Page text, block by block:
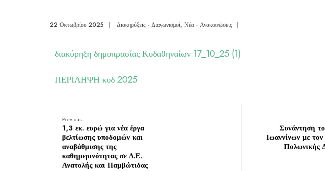
22 Οκτωβρίου 2025 | Διακηρύξεις - Διαγωνισμοί, Νέα - Ανακοινώσεις |
διακύρηξη δημοπρασίας Κυδαθηναίων 17_10_25 (1)
ΠΕΡΙΛΗΨΗ κυδ 2025
Previous:
1,3 εκ. ευρώ για νέα έργα
βελτίωσης υποδομών και
αναβάθμισης της
καθημερινότητας σε Δ.Ε.
Ανατολής και Παμβώτιδας
Συνάντηση
Ιωαννίνων με
Πολωνικής